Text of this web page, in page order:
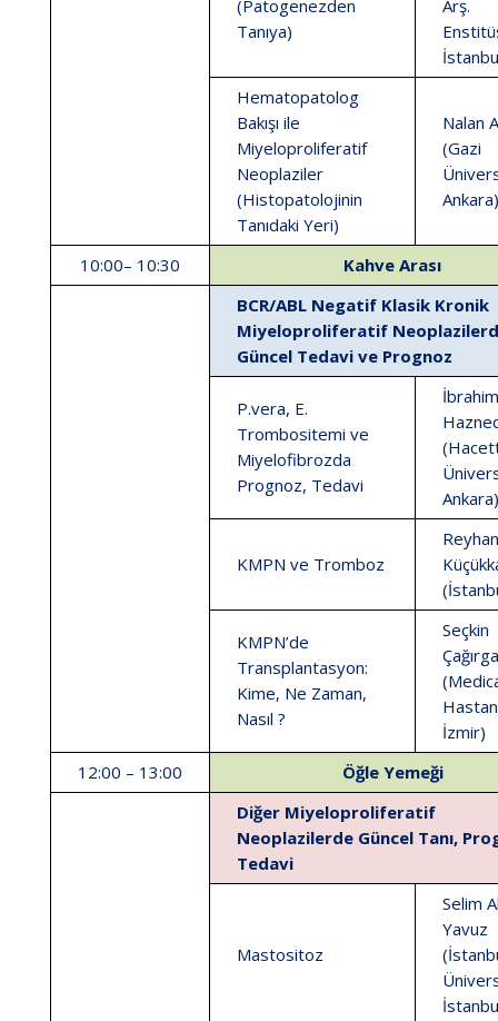
(Patogenezden
Tanıya)
Arş.
Hematopatolog
Bakışı ile
Miyeloproliferatif
Neoplaziler
(Histopatolojinin
Tanıdaki Yeri)
Nalan
(Gazi
Ankara)
10:00– 10:30
Kahve Arası
BCR/ABL Negatif Klasik Kronik
Miyeloproliferatif
Güncel Tedavi ve Prognoz
P.vera, E.
Trombositemi ve
Miyelofibrozda
Prognoz, Tedavi
Ankara)
KMPN ve Tromboz
KMPN’de
Transplantasyon:
Kime, Ne Zaman,
Nasıl ?
Seçkin
İzmir)
12:00 – 13:00
Öğle Yemeği
Diğer Miyeloproliferatif
Neoplazilerde Güncel Tanı,
Tedavi
Mastositoz
Selim
Yavuz